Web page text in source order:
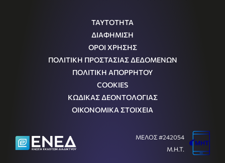
ΤΑΥΤΟΤΗΤΑ
ΔΙΑΦΗΜΙΣΗ
ΟΡΟΙ ΧΡΗΣΗΣ
ΠΟΛΙΤΙΚΗ ΠΡΟΣΤΑΣΙΑΣ ΔΕΔΟΜΕΝΩΝ
ΠΟΛΙΤΙΚΗ ΑΠΟΡΡΗΤΟΥ
COOKIES
ΚΩΔΙΚΑΣ ΔΕΟΝΤΟΛΟΓΙΑΣ
ΟΙΚΟΝΟΜΙΚΑ ΣΤΟΙΧΕΙΑ
ΜΕΛΟΣ #242054
Μ.Η.Τ.